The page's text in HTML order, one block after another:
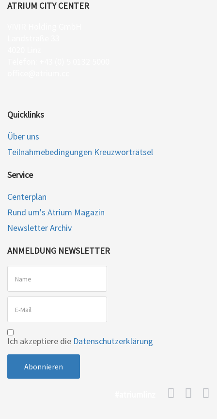
ATRIUM CITY CENTER
Quicklinks
Über uns
Teilnahmebedingungen Kreuzworträtsel
Service
Centerplan
Rund um's Atrium Magazin
Newsletter Archiv
ANMELDUNG NEWSLETTER
Ich akzeptiere die Datenschutzerklärung